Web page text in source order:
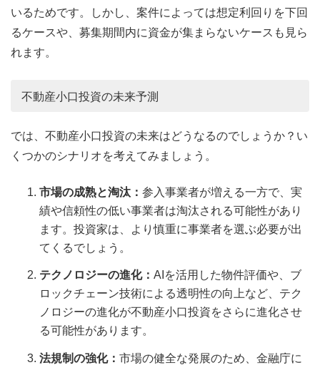
いるためです。しかし、案件によっては想定利回りを下回
るケースや、募集期間内に資金が集まらないケースも見ら
れます。
不動産小口投資の未来予測
では、不動産小口投資の未来はどうなるのでしょうか？い
くつかのシナリオを考えてみましょう。
市場の成熟と淘汰： 参入事業者が増える一方で、実
績や信頼性の低い事業者は淘汰される可能性があり
ます。投資家は、より慎重に事業者を選ぶ必要が出
てくるでしょう。
テクノロジーの進化： AIを活用した物件評価や、ブ
ロックチェーン技術による透明性の向上など、テク
ノロジーの進化が不動産小口投資をさらに進化させ
る可能性があります。
法規制の強化： 市場の健全な発展のため、金融庁に